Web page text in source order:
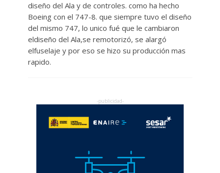
diseño del Ala y de controles. como ha hecho
Boeing con el 747-8. que siempre tuvo el diseño
del mismo 747, lo unico fué que le cambiaron
eldiseño del Ala,se remotorizó, se alargó
elfuselaje y por eso se hizo su producción mas
rapido.